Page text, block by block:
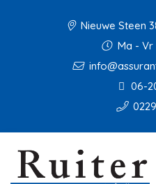
Nieuwe Steen
Ma - Vr
06-